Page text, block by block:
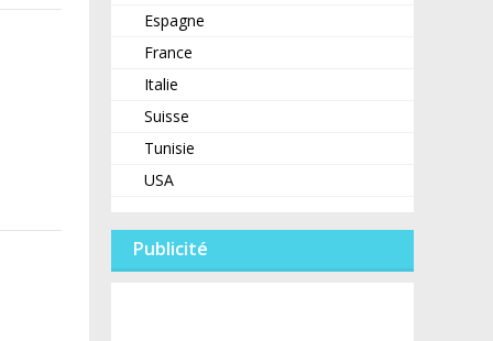
Espagne
France
Italie
Suisse
Tunisie
USA
Publicité